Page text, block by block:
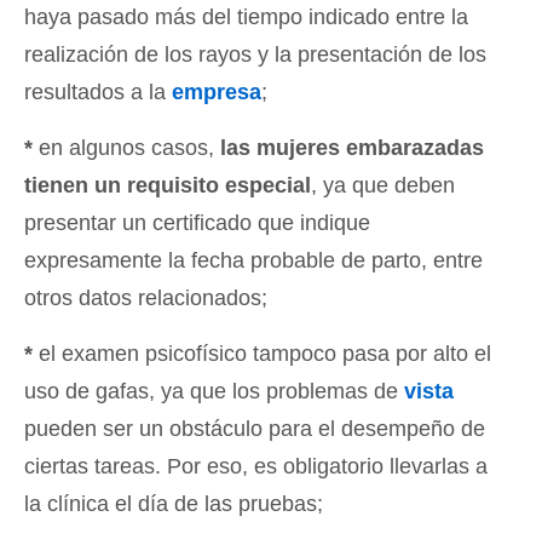
haya pasado más del tiempo indicado entre la
realización de los rayos y la presentación de los
resultados a la empresa;
* en algunos casos, las mujeres embarazadas
tienen un requisito especial, ya que deben
presentar un certificado que indique
expresamente la fecha probable de parto, entre
otros datos relacionados;
* el examen psicofísico tampoco pasa por alto el
uso de gafas, ya que los problemas de vista
pueden ser un obstáculo para el desempeño de
ciertas tareas. Por eso, es obligatorio llevarlas a
la clínica el día de las pruebas;